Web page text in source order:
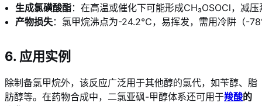
生成氯磺酸酯：在高温或催化下可能形成CH₃OSOCl，减
产物损失：氯甲烷沸点为-24.2℃，易挥发，需用冷阱（-
6. 应用实例
除制备氯甲烷外，该反应广泛用于其他醇的氯代，如苄醇、脂
肪醇等。在药物合成中，二氯亚砜-甲醇体系还可用于羧酸的